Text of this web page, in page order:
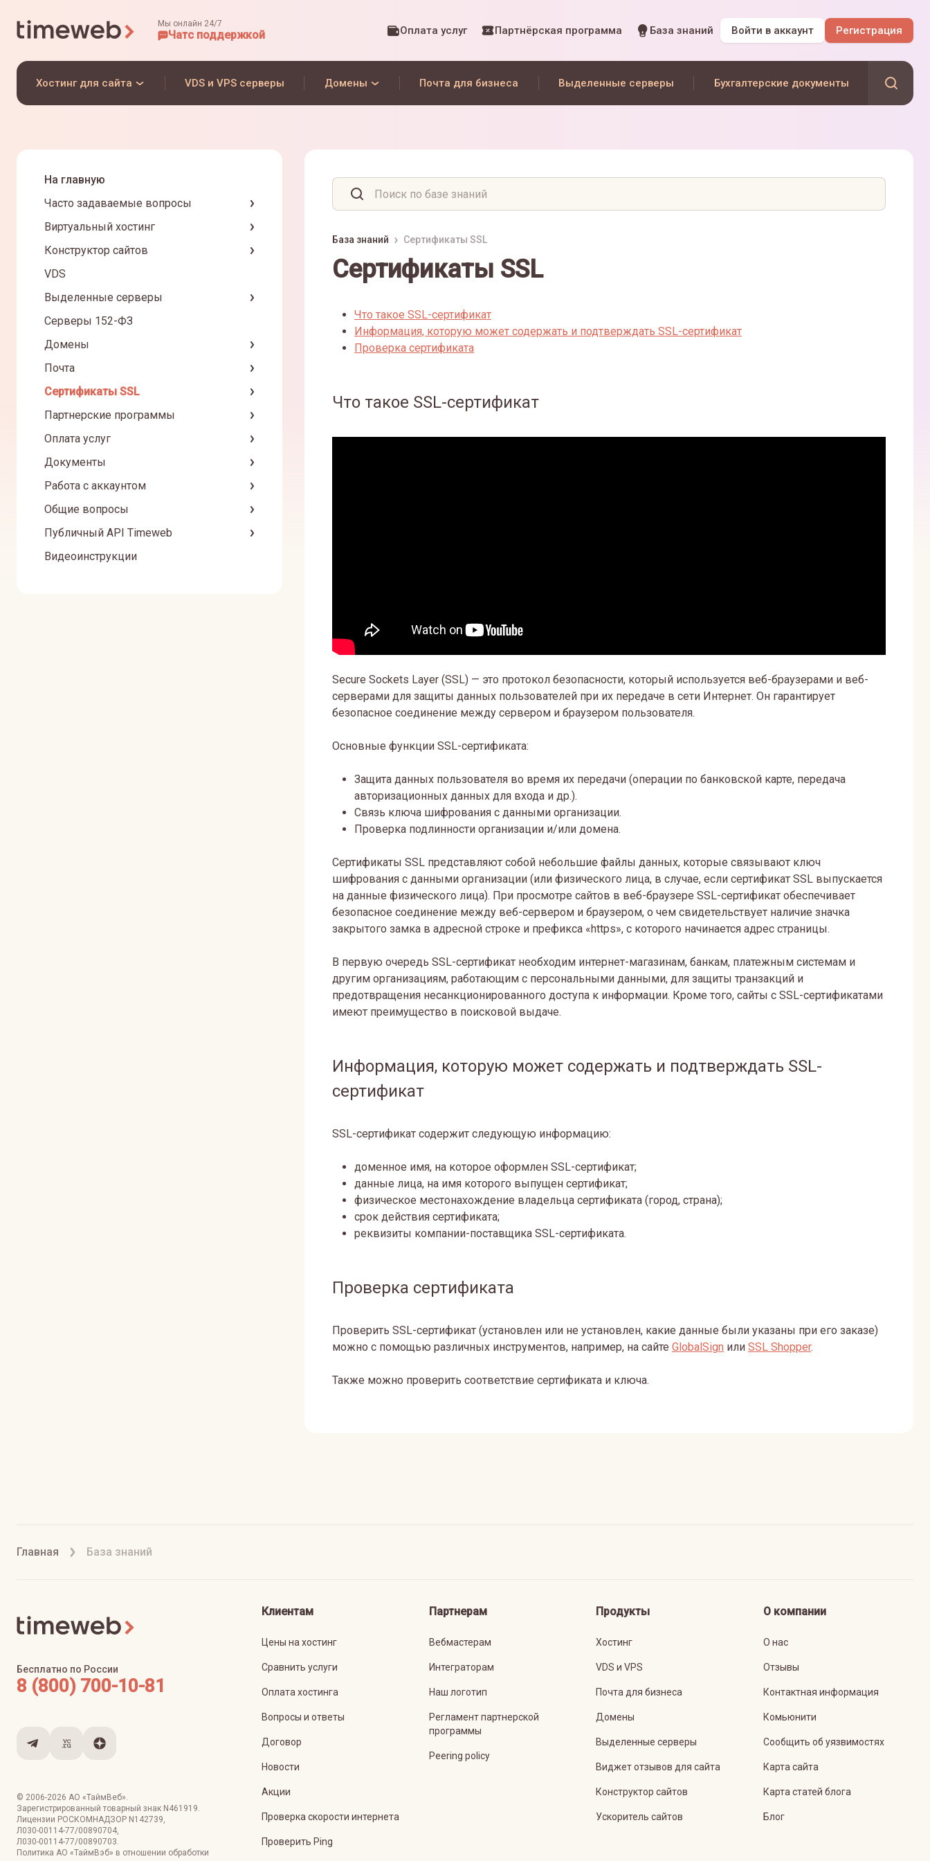
Мы онлайн 24/7
Чатс поддержкой Оплата услуг Партнёрская программа База знаний Войти в аккаунт Регистрация
Хостинг для сайта VDS и VPS серверы Домены Почта для бизнеса Выделенные серверы Бухгалтерские документы
На главную
Часто задаваемые вопросы
Виртуальный хостинг
Конструктор сайтов
VDS
Выделенные серверы
Серверы 152-ФЗ
Домены
Почта
Сертификаты SSL
Партнерские программы
Оплата услуг
Документы
Работа с аккаунтом
Общие вопросы
Публичный API Timeweb
Видеоинструкции
База знаний Сертификаты SSL
Сертификаты SSL
Что такое SSL-сертификат
Информация, которую может содержать и подтверждать SSL-сертификат
Проверка сертификата
Что такое SSL-сертификат
Secure Sockets Layer (SSL) — это протокол безопасности, который используется веб-браузерами и веб-
серверами для защиты данных пользователей при их передаче в сети Интернет. Он гарантирует
безопасное соединение между сервером и браузером пользователя.
Основные функции SSL-сертификата:
Защита данных пользователя во время их передачи (операции по банковской карте, передача
авторизационных данных для входа и др.).
Связь ключа шифрования с данными организации.
Проверка подлинности организации и/или домена.
Сертификаты SSL представляют собой небольшие файлы данных, которые связывают ключ
шифрования с данными организации (или физического лица, в случае, если сертификат SSL выпускается
на данные физического лица). При просмотре сайтов в веб-браузере SSL-сертификат обеспечивает
безопасное соединение между веб-сервером и браузером, о чем свидетельствует наличие значка
закрытого замка в адресной строке и префикса «https», с которого начинается адрес страницы.
В первую очередь SSL-сертификат необходим интернет-магазинам, банкам, платежным системам и
другим организациям, работающим с персональными данными, для защиты транзакций и
предотвращения несанкционированного доступа к информации. Кроме того, сайты с SSL-сертификатами
имеют преимущество в поисковой выдаче.
Информация, которую может содержать и подтверждать SSL-
сертификат
SSL-сертификат содержит следующую информацию:
доменное имя, на которое оформлен SSL-сертификат;
данные лица, на имя которого выпущен сертификат;
физическое местонахождение владельца сертификата (город, страна);
срок действия сертификата;
реквизиты компании-поставщика SSL-сертификатa.
Проверка сертификата
Проверить SSL-сертификат (установлен или не установлен, какие данные были указаны при его заказе)
можно с помощью различных инструментов, например, на сайте GlobalSign или SSL Shopper.
Также можно проверить соответствие сертификата и ключа.
Главная База знаний
Бесплатно по России
8 (800) 700-10-81
© 2006-2026 АО «ТаймВеб».
Зарегистрированный товарный знак N461919.
Лицензии РОСКОМНАДЗОР N142739,
Л030-00114-77/00890704,
Л030-00114-77/00890703.
Политика АО «ТаймВэб» в отношении обработки
Клиентам
Цены на хостинг
Сравнить услуги
Оплата хостинга
Вопросы и ответы
Договор
Новости
Акции
Проверка скорости интернета
Проверить Ping
Партнерам
Вебмастерам
Интеграторам
Наш логотип
Регламент партнерской
программы
Peering policy
Продукты
Хостинг
VDS и VPS
Почта для бизнеса
Домены
Выделенные серверы
Виджет отзывов для сайта
Конструктор сайтов
Ускоритель сайтов
О компании
О нас
Отзывы
Контактная информация
Комьюнити
Сообщить об уязвимостях
Карта сайта
Карта статей блога
Блог